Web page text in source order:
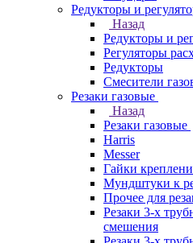
Редукторы и
Назад
Редукторы и
Регуляторы
Редукторы
Смесители
Резаки газовые
Назад
Резаки газовые
Harris
Messer
Гайки
Мундштуки к
Прочее для
Резаки 3-х
смешения